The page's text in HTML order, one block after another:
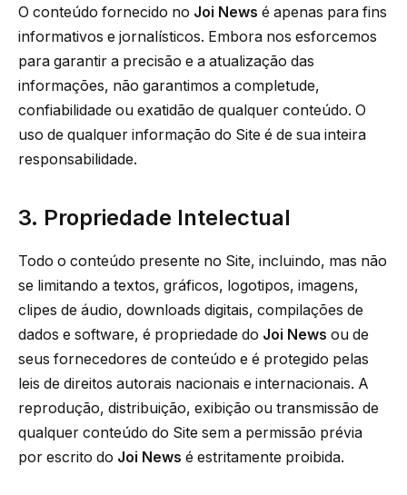
O conteúdo fornecido no Joi News é apenas para fins
informativos e jornalísticos. Embora nos esforcemos
para garantir a precisão e a atualização das
informações, não garantimos a completude,
confiabilidade ou exatidão de qualquer conteúdo. O
uso de qualquer informação do Site é de sua inteira
responsabilidade.
3. Propriedade Intelectual
Todo o conteúdo presente no Site, incluindo, mas não
se limitando a textos, gráficos, logotipos, imagens,
clipes de áudio, downloads digitais, compilações de
dados e software, é propriedade do Joi News ou de
seus fornecedores de conteúdo e é protegido pelas
leis de direitos autorais nacionais e internacionais. A
reprodução, distribuição, exibição ou transmissão de
qualquer conteúdo do Site sem a permissão prévia
por escrito do Joi News é estritamente proibida.